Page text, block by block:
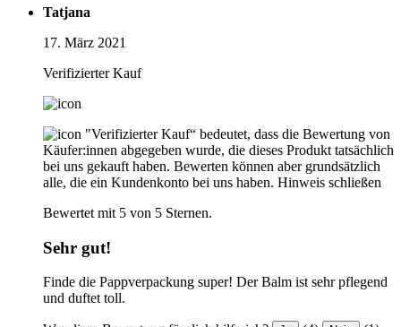
Tatjana
17. März 2021
Verifizierter Kauf
"Verifizierter Kauf“ bedeutet, dass die Bewertung von
Käufer:innen abgegeben wurde, die dieses Produkt tatsächlich
bei uns gekauft haben. Bewerten können aber grundsätzlich
alle, die ein Kundenkonto bei uns haben. Hinweis schließen
Bewertet mit 5 von 5 Sternen.
Sehr gut!
Finde die Pappverpackung super! Der Balm ist sehr pflegend
und duftet toll.